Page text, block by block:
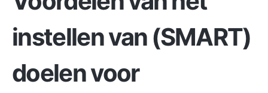
instellen van (SMART)
doelen voor